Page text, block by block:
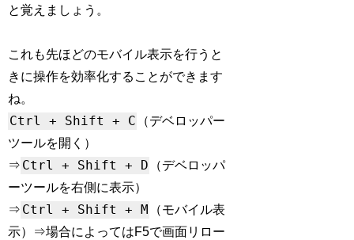
と覚えましょう。
これも先ほどのモバイル表示を行うと
きに操作を効率化することができます
ね。
Ctrl + Shift + C
（デベロッパー
ツールを開く）
⇒ Ctrl + Shift + D
（デベロッパ
ーツールを右側に表示）
⇒ Ctrl + Shift + M
（モバイル表
示）⇒場合によってはF5で画面リロー